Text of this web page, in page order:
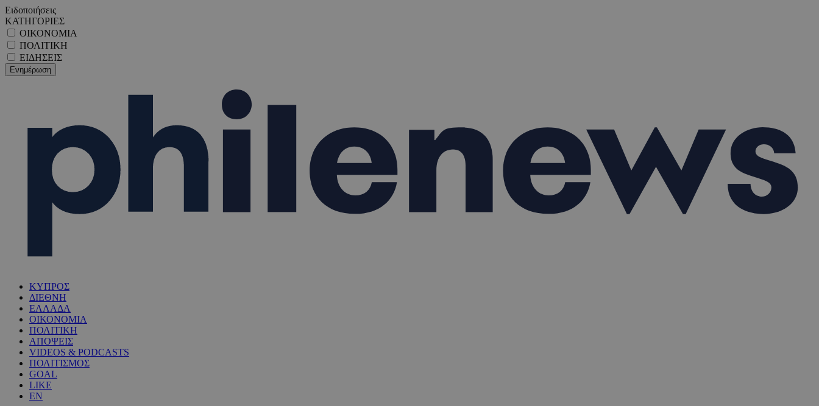
Ειδοποιήσεις
ΚΑΤΗΓΟΡΙΕΣ
ΟΙΚΟΝΟΜΙΑ
ΠΟΛΙΤΙΚΗ
ΕΙΔΗΣΕΙΣ
ΚΥΠΡΟΣ
ΔΙΕΘΝΗ
ΕΛΛΑΔΑ
ΟΙΚΟΝΟΜΙΑ
ΠΟΛΙΤΙΚΗ
ΑΠΟΨΕΙΣ
VIDEOS & PODCASTS
ΠΟΛΙΤΙΣΜΟΣ
GOAL
LIKE
EN